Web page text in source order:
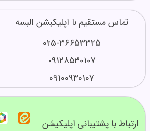
تماس مستقیم با اپلیکیشن البسه
025-36653325
09128530107
09100930107
ارتباط با پشتیبانی اپلیکیشن